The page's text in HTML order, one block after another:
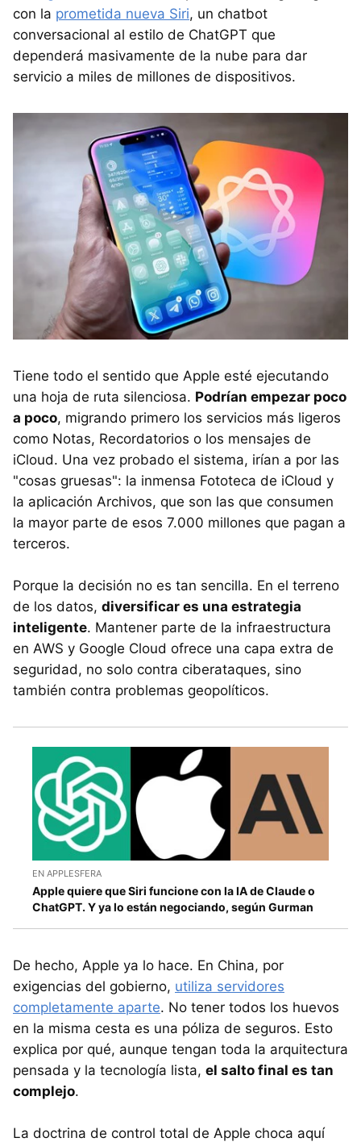
con la prometida nueva Siri, un chatbot
conversacional al estilo de ChatGPT que
dependerá masivamente de la nube para dar
servicio a miles de millones de dispositivos.
Tiene todo el sentido que Apple esté ejecutando
una hoja de ruta silenciosa. Podrían empezar poco
a poco, migrando primero los servicios más ligeros
como Notas, Recordatorios o los mensajes de
iCloud. Una vez probado el sistema, irían a por las
"cosas gruesas": la inmensa Fototeca de iCloud y
la aplicación Archivos, que son las que consumen
la mayor parte de esos 7.000 millones que pagan a
terceros.
Porque la decisión no es tan sencilla. En el terreno
de los datos, diversificar es una estrategia
inteligente. Mantener parte de la infraestructura
en AWS y Google Cloud ofrece una capa extra de
seguridad, no solo contra ciberataques, sino
también contra problemas geopolíticos.
EN APPLESFERA
Apple quiere que Siri funcione con la IA de Claude o
ChatGPT. Y ya lo están negociando, según Gurman
De hecho, Apple ya lo hace. En China, por
exigencias del gobierno, utiliza servidores
completamente aparte. No tener todos los huevos
en la misma cesta es una póliza de seguros. Esto
explica por qué, aunque tengan toda la arquitectura
pensada y la tecnología lista, el salto final es tan
complejo.
La doctrina de control total de Apple choca aquí